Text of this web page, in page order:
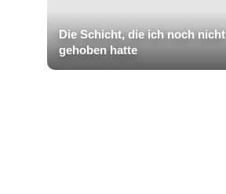
Die Schicht, die ich noch nicht
gehoben hatte